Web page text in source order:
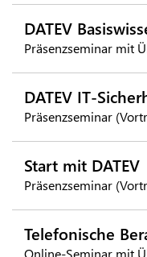
DATEV
Präsenzseminar mit
DATEV IT-
Präsenzseminar
Start mit DATEV
Präsenzseminar
Telefonische
Online-Seminar mit